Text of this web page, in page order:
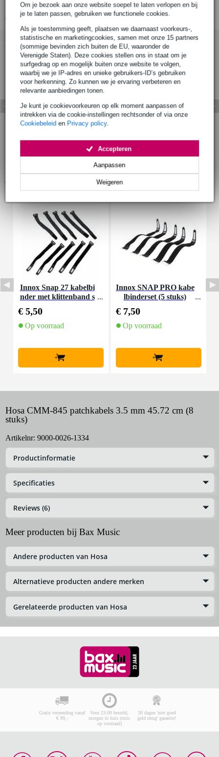
Om je bezoek aan onze website soepel te laten verlopen en bij
je te laten passen, gebruiken we functionele cookies.
Als je toestemming geeft, plaatsen we daarnaast voorkeurs-,
statistische en marketingcookies, samen met onze 15 partners
(sommige bevinden zich buiten de EU, waaronder de
Verenigde Staten). Deze cookies stellen ons in staat om je
surfgedrag op en mogelijk buiten onze website te volgen,
waarbij we je IP-adres en unieke gebruikers-ID’s gebruiken
voor herkenning. Zo kunnen we je ervaring verbeteren en
relevante aanbiedingen tonen.
Je kunt je cookievoorkeuren op elk moment aanpassen of
intrekken via de cookie-instellingen rechtsonder of via onze
Cookiebeleid en Privacy policy.
Weigeren
Aanpassen
Accepteren
Bekijk alle productspecificaties
Bekijk ook eens (2)
Innox Snap 27 kabelbi
nder met klittenband s
€ 5,50
Op voorraad
+
Innox SNAP PRO kabe
lbinderset (5 stuks)
€ 7,50
Op voorraad
+
Hosa CMM-845 patchkabels 3.5 mm 45.72 cm (8
stuks)
Artikelnr: 9000-0026-1334
Productinformatie
Specificaties
Reviews (6)
Meer producten bij Bax Music
Andere producten van Hosa
Alternatieve producten andere merken
Gerelateerde producten van Hosa
Gratis verzending vanaf
€ 99,-
Voor 23:00 besteld,
morgen in huis (mits
op voorraad)
30 dagen 'niet goed
geld terug' garantie!